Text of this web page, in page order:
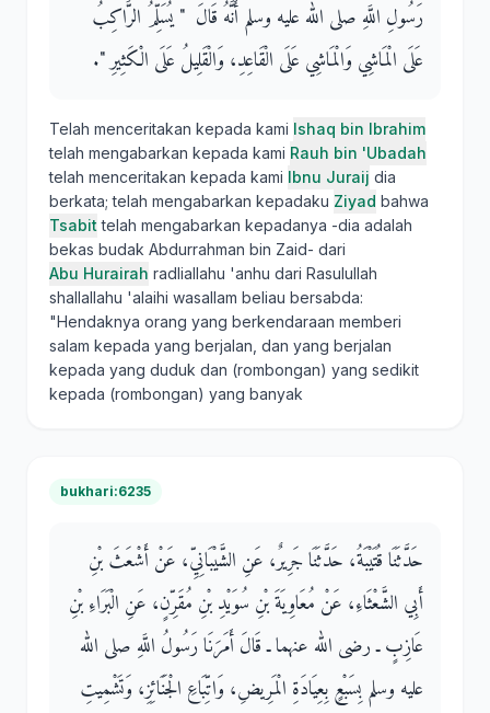
رَسُولِ اللَّهِ صلى الله عليه وسلم أَنَّهُ قَالَ ‏ "‏ يُسَلِّمُ الرَّاكِبُ
عَلَى الْمَاشِي وَالْمَاشِي عَلَى الْقَاعِدِ، وَالْقَلِيلُ عَلَى الْكَثِيرِ ‏"‏‏.‏
Telah menceritakan kepada kami Ishaq bin Ibrahim
telah mengabarkan kepada kami Rauh bin 'Ubadah
telah menceritakan kepada kami Ibnu Juraij dia
berkata; telah mengabarkan kepadaku Ziyad bahwa
Tsabit telah mengabarkan kepadanya -dia adalah
bekas budak Abdurrahman bin Zaid- dari
Abu Hurairah radliallahu 'anhu dari Rasulullah
shallallahu 'alaihi wasallam beliau bersabda:
"Hendaknya orang yang berkendaraan memberi
salam kepada yang berjalan, dan yang berjalan
kepada yang duduk dan (rombongan) yang sedikit
kepada (rombongan) yang banyak
bukhari:6235
حَدَّثَنَا قُتَيْبَةُ، حَدَّثَنَا جَرِيرٌ، عَنِ الشَّيْبَانِيِّ، عَنْ أَشْعَثَ بْنِ
أَبِي الشَّعْثَاءِ، عَنْ مُعَاوِيَةَ بْنِ سُوَيْدِ بْنِ مُقَرِّنٍ، عَنِ الْبَرَاءِ بْنِ
عَازِبٍ ـ رضى الله عنهما ـ قَالَ أَمَرَنَا رَسُولُ اللَّهِ صلى الله
عليه وسلم بِسَبْعٍ بِعِيَادَةِ الْمَرِيضِ، وَاتِّبَاعِ الْجَنَائِزِ، وَتَشْمِيتِ